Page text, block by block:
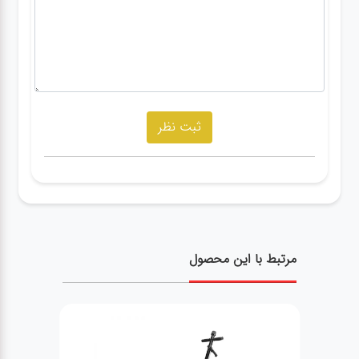
مرتبط با این محصول